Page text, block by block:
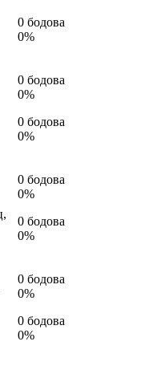
0 бодова
0%
0 бодова
0%
0 бодова
0%
,
0 бодова
0%
0 бодова
0%
0 бодова
0%
0 бодова
0%